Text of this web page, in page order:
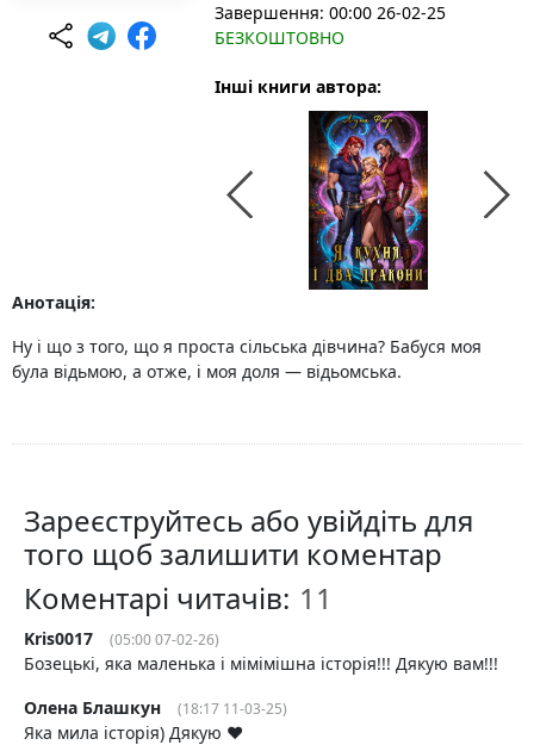
Завершення: 00:00 26-02-25
БЕЗКОШТОВНО
Інші книги автора:
Анотація:
Ну і що з того, що я проста сільська дівчина? Бабуся моя
була відьмою, а отже, і моя доля — відьомська.
Зареєструйтесь або увійдіть для
того щоб залишити коментар
Коментарі читачів:
Kris0017 (05:00 07-02-26)
Бозецькі, яка маленька і мімімішна історія!!! Дякую вам!!!
Олена Блашкун
(18:17 11-03-25)
Яка мила історія) Дякую ❤️